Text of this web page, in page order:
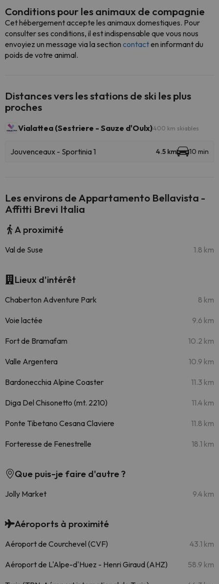
Conditions pour les animaux de compagnie
Cet hébergement accepte les animaux domestiques. Pour
consulter ses conditions, il est indispensable que vous nous
envoyiez un message via la section contacten informant du
poids de votre animal.
Distances vers les stations de ski les plus
proches
Vialattea (Sestriere - Sauze d'Oulx)400 km skiables
Jouvenceaux - Sportinia 1 4.5 km 10 min
Les environs de Appartamento Bellavista -
Affitti Brevi Italia
A proximité
Val de Suse 1.8 km
Lieux d'intérêt
Chaberton Adventure Park 8 km
Voie lactée 9.6 km
Fort de Bramafam 10.2 km
Valle Argentera 10.9 km
Bardonecchia Alpine Coaster 11.3 km
Diga Del Chisonetto (mt. 2210) 11.4 km
Ponte Tibetano Cesana Claviere 11.8 km
Forteresse de Fenestrelle 18.1 km
Que puis-je faire d'autre ?
Jolly Market 9.4 km
Aéroports à proximité
Aéroport de Courchevel (CVF) 43.1 km
Aéroport de L'Alpe-d'Huez - Henri Giraud (AHZ) 58.9 km